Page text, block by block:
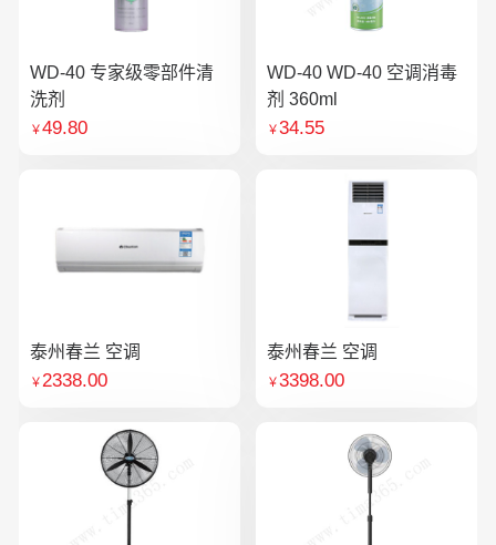
WD-40 专家级零部件清
洗剂
￥49.80
WD-40 WD-40 空调消毒
剂 360ml
￥34.55
泰州春兰 空调
￥2338.00
泰州春兰 空调
￥3398.00